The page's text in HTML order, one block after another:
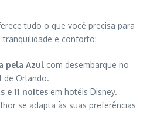
tudo o que você precisa para
tranquilidade e conforto:
pela Azul com desembarque no
de Orlando.
e 11 noites em hotéis Disney.
se adapta às suas preferências